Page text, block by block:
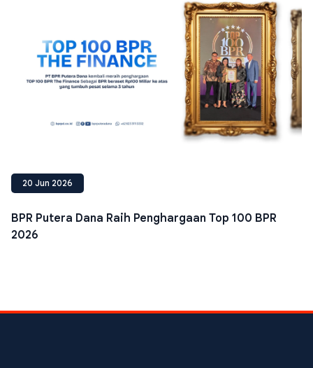
20 Jun 2026
BPR Putera Dana Raih Penghargaan Top 100 BPR
2026